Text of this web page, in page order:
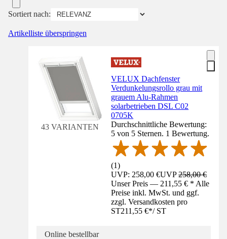
Sortiert nach:
Artikelliste überspringen
43 VARIANTEN
VELUX Dachfenster
Verdunkelungsrollo grau mit
grauem Alu-Rahmen
solarbetrieben DSL C02
0705K
Durchschnittliche Bewertung:
5 von 5 Sternen. 1 Bewertung.
(1)
UVP: 258,00 €UVP258,00 €
Unser Preis — 211,55 € * Alle
Preise inkl. MwSt. und ggf.
zzgl. Versandkosten pro
ST211,55 €*/ ST
Online bestellbar